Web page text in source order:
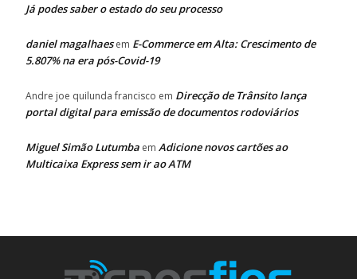
Já podes saber o estado do seu processo
daniel magalhaesem E-Commerce em Alta: Crescimento de
5.807% na era pós-Covid-19
Andre joe quilunda francisco em Direcção de Trânsito lança
portal digital para emissão de documentos rodoviários
Miguel Simão Lutumba em Adicione novos cartões ao
Multicaixa Express sem ir ao ATM